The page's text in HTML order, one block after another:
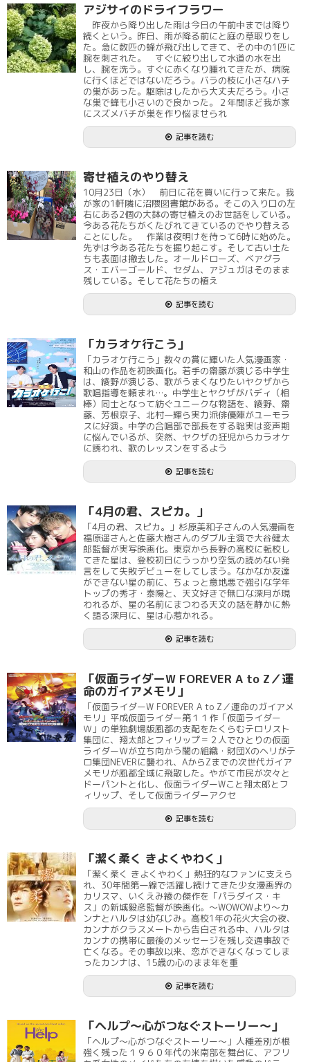
アジサイのドライフラワー
昨夜から降り出した雨は今日の午前中までは降り
続くという。昨日、雨が降る前にと庭の草取りをし
た。急に数匹の蜂が飛び出してきて、その中の1匹に
腕を刺された。 すぐに絞り出して水道の水を出
し、腕を洗う。すぐに赤くなり腫れてきたが、病院
に行くほどではないだろう。バラの枝に小さなハチ
の巣があった。駆除はしたから大丈夫だろう。小さ
な巣で蜂も小さいので良かった。２年間ほど我が家
にスズメバチが巣を作り悩ませられ
記事を読む
寄せ植えのやり替え
10月23日（水） 前日に花を買いに行って来た。我
が家の1軒隣に沼隈図書館がある。そこの入り口の左
右にある2個の大鉢の寄せ植えのお世話をしている。
今ある花たちがくたびれてきているのでやり替える
ことにした。 作業は夜明けを待って6時に始めた。
先ずは今ある花たちを掘り起こす。そして古い土た
ちも表面は撤去した。オールドローズ、ベアグラ
ス・エバーゴールド、セダム、アジュガはそのまま
残している。そして花たちの植え
記事を読む
「カラオケ行こう」
「カラオケ行こう」数々の賞に輝いた人気漫画家・
和山の作品を初映画化。若手の齋藤が演じる中学生
は、綾野が演じる、歌がうまくなりたいヤクザから
歌唱指導を頼まれ…。中学生とヤクザがバディ（相
棒）同士となって紡ぐユニークな物語を、綾野、齋
藤、芳根京子、北村一輝ら実力派俳優陣がユーモラ
スに好演。中学の合唱部で部長をする聡実は変声期
に悩んでいるが、突然、ヤクザの狂児からカラオケ
に誘われ、歌のレッスンをするよう
記事を読む
「4月の君、スピカ。」
「4月の君、スピカ。」杉原美和子さんの人気漫画を
福原遥さんと佐藤大樹さんのダブル主演で大谷健太
郎監督が実写映画化。東京から長野の高校に転校し
てきた星は、登校初日にうっかり空気の読めない発
言をして失敗デビューをしてしまう。なかなか友達
ができない星の前に、ちょっと意地悪で強引な学年
トップの秀才・泰陽と、天文好きで無口な深月が現
われるが、星の名前にまつわる天文の話を静かに熱
く語る深月に、星は心惹かれる。
記事を読む
「仮面ライダーW FOREVER A to Z／運
命のガイアメモリ」
「仮面ライダーW FOREVER A to Z／運命のガイアメ
モリ」平成仮面ライダー第１１作「仮面ライダー
Ｗ」の単独劇場版風都の支配をたくらむテロリスト
集団に、翔太郎とフィリップ＝２人でひとりの仮面
ライダーＷが立ち向かう闇の組織・財団Xのヘリがテ
ロ集団NEVERに襲われ、AからZまでの次世代ガイア
メモリが風都全域に飛散した。やがて市民が次々と
ドーパントと化し、仮面ライダーWこと翔太郎とフ
ィリップ、そして仮面ライダーアクセ
記事を読む
「潔く柔く きよくやわく」
「潔く柔く きよくやわく」熱狂的なファンに支えら
れ、30年間第一線で活躍し続けてきた少女漫画界の
カリスマ、いくえみ綾の傑作を「パラダイス・キ
ス」の新城毅彦監督が映画化。～WOWOWより～カ
ンナとハルタは幼なじみ。高校1年の花火大会の夜、
カンナがクラスメートから告白される中、ハルタは
カンナの携帯に最後のメッセージを残し交通事故で
亡くなる。その事故以来、恋ができなくなってしま
ったカンナは、15歳の心のまま年を重
記事を読む
「ヘルプ～心がつなぐストーリー～」
「ヘルプ～心がつなぐストーリー～」人種差別が根
強く残った１９６０年代の米南部を舞台に、アフリ